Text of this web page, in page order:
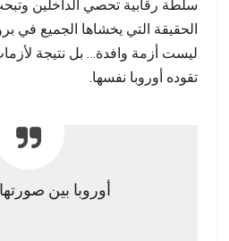
سلطة رقابية تحصي الداخلين
الحقيقة التي يخشاها الجميع في
ليست أزمة وافدة… بل نتيجة
تقوده أوروبا نفسها.
أوروبا بين